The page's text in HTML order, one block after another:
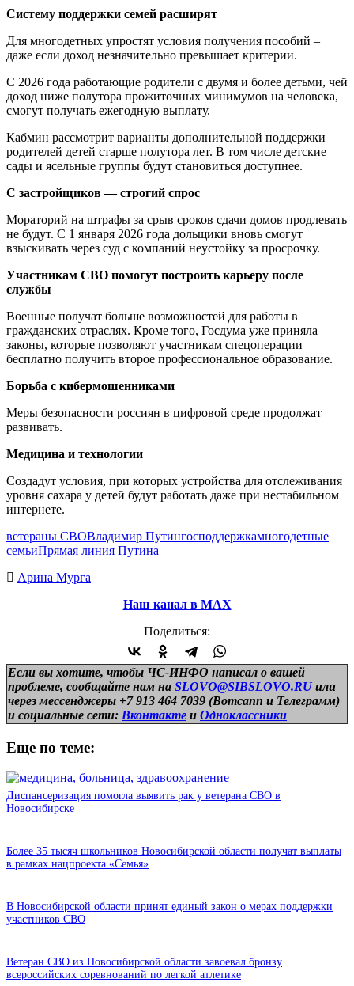
Систему поддержки семей расширят
Для многодетных упростят условия получения пособий –
даже если доход незначительно превышает критерии.
С 2026 года работающие родители с двумя и более детьми, чей
доход ниже полутора прожиточных минимумов на человека,
смогут получать ежегодную выплату.
Кабмин рассмотрит варианты дополнительной поддержки
родителей детей старше полутора лет. В том числе детские
сады и ясельные группы будут становиться доступнее.
С застройщиков — строгий спрос
Мораторий на штрафы за срыв сроков сдачи домов продлевать
не будут. С 1 января 2026 года дольщики вновь смогут
взыскивать через суд с компаний неустойку за просрочку.
Участникам СВО помогут построить карьеру после
службы
Военные получат больше возможностей для работы в
гражданских отраслях. Кроме того, Госдума уже приняла
законы, которые позволяют участникам спецоперации
бесплатно получить второе профессиональное образование.
Борьба с кибермошенниками
Меры безопасности россиян в цифровой среде продолжат
развивать.
Медицина и технологии
Создадут условия, при которых устройства для отслеживания
уровня сахара у детей будут работать даже при нестабильном
интернете.
ветераны СВОВладимир Путингосподдержкамногодетные
семьиПрямая линия Путина
Арина Мурга
Наш канал в МАХ
Поделиться:
Если вы хотите, чтобы ЧС-ИНФО написал о вашей
проблеме, сообщайте нам на SLOVO@SIBSLOVO.RU или
через мессенджеры +7 913 464 7039 (Вотсапп и Телеграмм)
и социальные сети: Вконтакте и Одноклассники
Еще по теме:
Диспансеризация помогла выявить рак у ветерана СВО в
Новосибирске
Более 35 тысяч школьников Новосибирской области получат выплаты
в рамках нацпроекта «Семья»
В Новосибирской области принят единый закон о мерах поддержки
участников СВО
Ветеран СВО из Новосибирской области завоевал бронзу
всероссийских соревнований по легкой атлетике